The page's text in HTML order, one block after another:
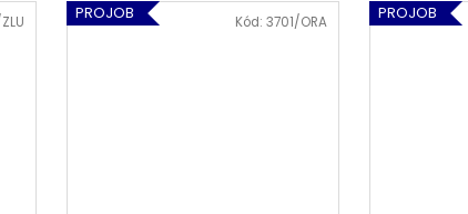
PROJOB Kód: 3701/ORA PROJOB